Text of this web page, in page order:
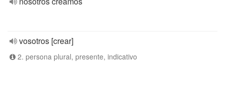
vosotros [crear]
2. persona plural, presente, indicativo